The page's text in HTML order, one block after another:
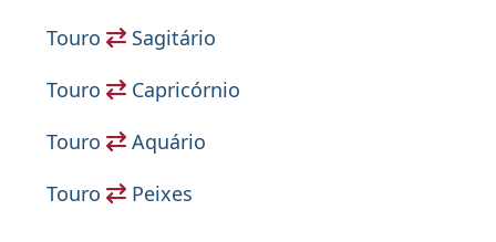
Touro
Sagitário
Touro
Capricórnio
Touro
Aquário
Touro
Peixes